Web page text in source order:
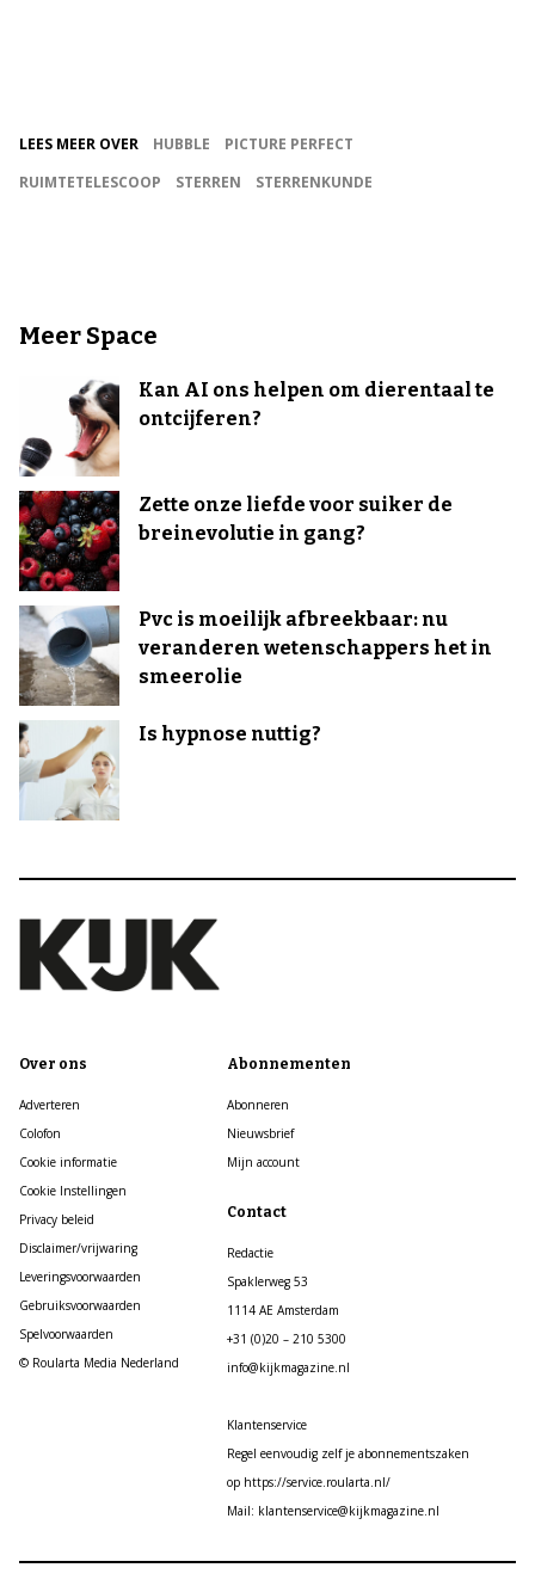
LEES MEER OVER HUBBLE
PICTURE PERFECT
RUIMTETELESCOOP
STERREN STERRENKUNDE
Meer Space
Kan AI ons helpen om dierentaal te
ontcijferen?
Zette onze liefde voor suiker de
breinevolutie in gang?
Pvc is moeilijk afbreekbaar: nu
veranderen wetenschappers het in
smeerolie
Is hypnose nuttig?
Over ons
Adverteren
Colofon
Cookie informatie
Cookie Instellingen
Privacy beleid
Disclaimer/vrijwaring
Leveringsvoorwaarden
Gebruiksvoorwaarden
Spelvoorwaarden
© Roularta Media Nederland
Abonnementen
Abonneren
Nieuwsbrief
Mijn account
Contact
Redactie
Spaklerweg 53
1114 AE Amsterdam
+31 (0)20 – 210 5300
info@kijkmagazine.nl
Klantenservice
Regel eenvoudig zelf je abonnementszaken
op https://service.roularta.nl/
Mail: klantenservice@kijkmagazine.nl